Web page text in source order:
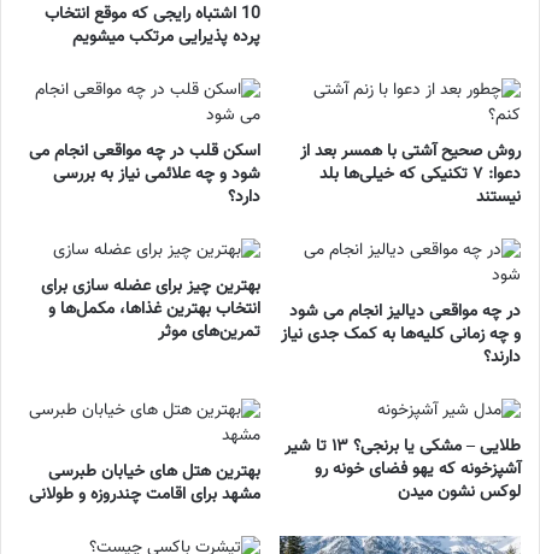
10 اشتباه رایجی که موقع انتخاب
پرده پذیرایی مرتکب میشویم
روش صحیح آشتی با همسر بعد از
دعوا: ۷ تکنیکی که خیلی‌ها بلد
نیستند
اسکن قلب در چه مواقعی انجام می
شود و چه علائمی نیاز به بررسی
دارد؟
در چه مواقعی دیالیز انجام می شود
و چه زمانی کلیه‌ها به کمک جدی نیاز
دارند؟
بهترین چیز برای عضله سازی برای
انتخاب بهترین غذاها، مکمل‌ها و
تمرین‌های موثر
طلایی – مشکی یا برنجی؟ ۱۳ تا شیر
آشپزخونه که یهو فضای خونه رو
لوکس نشون میدن
بهترین هتل های خیابان طبرسی
مشهد برای اقامت چندروزه و طولانی